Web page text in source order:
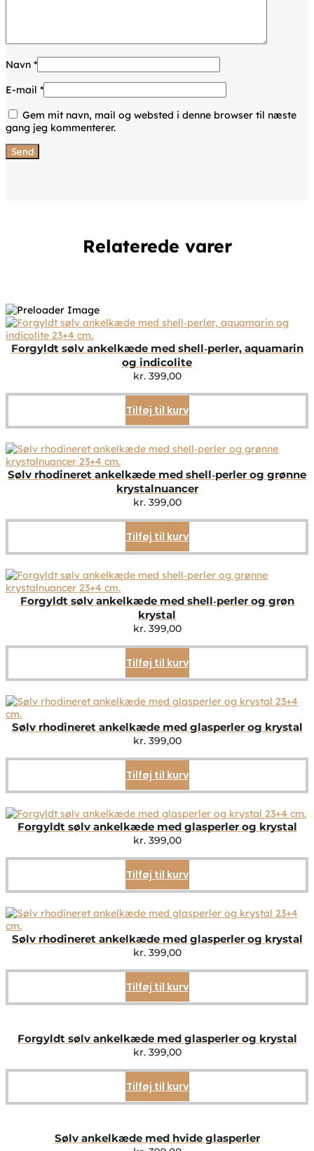
Navn *
E-mail *
Gem mit navn, mail og websted i denne browser til næste
gang jeg kommenterer.
Relaterede varer
Forgyldt sølv ankelkæde med shell‑perler, aquamarin
og indicolite
kr.399,00
Tilføj til kurv
Sølv rhodineret ankelkæde med shell‑perler og grønne
krystalnuancer
kr.399,00
Tilføj til kurv
Forgyldt sølv ankelkæde med shell‑perler og grøn
krystal
kr.399,00
Tilføj til kurv
Sølv rhodineret ankelkæde med glasperler og krystal
kr.399,00
Tilføj til kurv
Forgyldt sølv ankelkæde med glasperler og krystal
kr.399,00
Tilføj til kurv
Sølv rhodineret ankelkæde med glasperler og krystal
kr.399,00
Tilføj til kurv
Forgyldt sølv ankelkæde med glasperler og krystal
kr.399,00
Tilføj til kurv
Sølv ankelkæde med hvide glasperler